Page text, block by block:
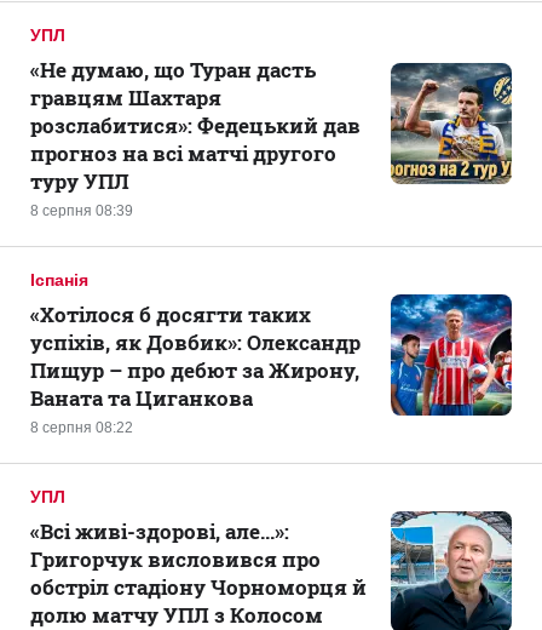
УПЛ
8 серпня 08:39
«Не думаю, що Туран дасть
гравцям Шахтаря
розслабитися»: Федецький дав
прогноз на всі матчі другого
туру УПЛ
Іспанія
8 серпня 08:22
«Хотілося б досягти таких
успіхів, як Довбик»: Олександр
Пищур – про дебют за Жирону,
Ваната та Циганкова
УПЛ
«Всі живі-здорові, але...»:
Григорчук висловився про
обстріл стадіону Чорноморця й
долю матчу УПЛ з Колосом